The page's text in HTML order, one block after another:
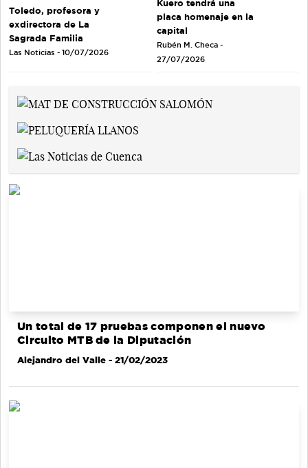
Toledo, profesora y
exdirectora de La
Sagrada Familia
Las Noticias - 10/07/2026
Kuero tendrá una
placa homenaje en la
capital
Rubén M. Checa -
27/07/2026
Un total de 17 pruebas componen el nuevo
Circuito MTB de la Diputación
Alejandro del Valle - 21/02/2023